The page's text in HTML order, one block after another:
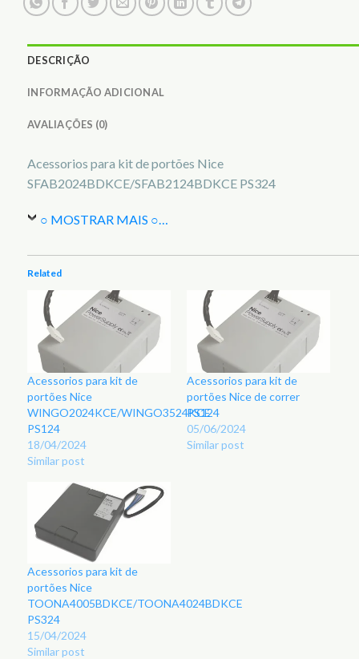
DESCRIÇÃO
INFORMAÇÃO ADICIONAL
AVALIAÇÕES (0)
Acessorios para kit de portões Nice
SFAB2024BDKCE/SFAB2124BDKCE PS324
○ MOSTRAR MAIS ○…
Related
Acessorios para kit de
portões Nice
WINGO2024KCE/WINGO3524KCE
PS124
18/04/2024
Similar post
Acessorios para kit de
portões Nice de correr
PS124
05/06/2024
Similar post
Acessorios para kit de
portões Nice
TOONA4005BDKCE/TOONA4024BDKCE
PS324
15/04/2024
Similar post